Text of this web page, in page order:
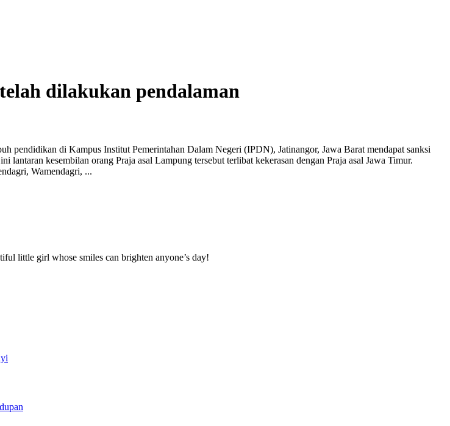
dilakukan pendalaman
pendidikan di Kampus Institut Pemerintahan Dalam Negeri (IPDN), Jatinangor, Jawa Barat mendapat sanksi
kesembilan orang Praja asal Lampung tersebut terlibat kekerasan dengan Praja asal Jawa Timur.
Wamendagri, ...
little girl whose smiles can brighten anyone’s day!